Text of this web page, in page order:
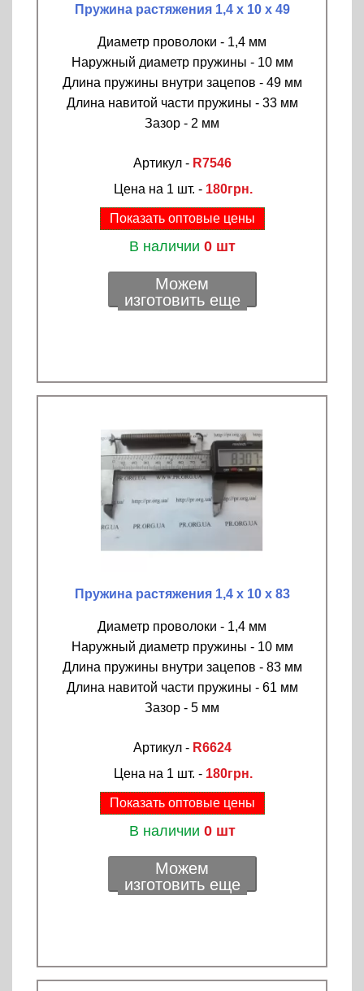
Пружина растяжения 1,4 х 10 х 49
Диаметр проволоки - 1,4 мм
Наружный диаметр пружины - 10 мм
Длина пружины внутри зацепов - 49 мм
Длина навитой части пружины - 33 мм
Зазор - 2 мм
Артикул - R7546
Цена на 1 шт. - 180грн.
Показать оптовые цены
В наличии 0 шт
Можем
изготовить еще
Пружина растяжения 1,4 х 10 х 83
Диаметр проволоки - 1,4 мм
Наружный диаметр пружины - 10 мм
Длина пружины внутри зацепов - 83 мм
Длина навитой части пружины - 61 мм
Зазор - 5 мм
Артикул - R6624
Цена на 1 шт. - 180грн.
Показать оптовые цены
В наличии 0 шт
Можем
изготовить еще